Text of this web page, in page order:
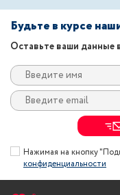
Будьте в курсе
Оставьте ваши данные
Нажимая на кнопку
конфиденциальности